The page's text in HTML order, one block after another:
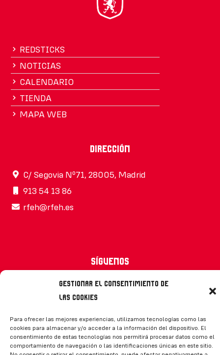
Gestionar el consentimiento de
las cookies
Para ofrecer las mejores experiencias, utilizamos tecnologías como las
cookies para almacenar y/o acceder a la información del dispositivo. El
consentimiento de estas tecnologías nos permitirá procesar datos como el
comportamiento de navegación o las identificaciones únicas en este sitio.
REDSTICKS
NOTICIAS
CALENDARIO
TIENDA
MAPA WEB
Dirección
C/ Segovia Nº71, 28005, Madrid
913 54 13 86
rfeh@rfeh.es
Síguenos
CONTACTO